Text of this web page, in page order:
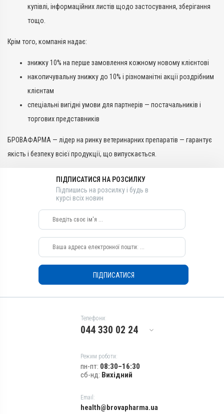
купівлі, інформаційних листів щодо застосування, зберігання
тощо.
Крім того, компанія надає:
знижку 10% на перше замовлення кожному новому клієнтові
накопичувальну знижку до 10% і різноманітні акції роздрібним
клієнтам
спеціальні вигідні умови для партнерів — постачальників і
торгових представників
БРОВАФАРМА — лідер на ринку ветеринарних препаратів — гарантує
якість і безпеку всієї продукції, що випускається.
ПІДПИСАТИСЯ НА РОЗСИЛКУ
Підпишись на розсилку і будь в
курсі всіх новин
ПІДПИСАТИСЯ
Телефони:
044 330 02 24
Режим роботи:
пн-пт: 08:30–16:30
сб-нд: Вихідний
Email:
health@brovapharma.ua